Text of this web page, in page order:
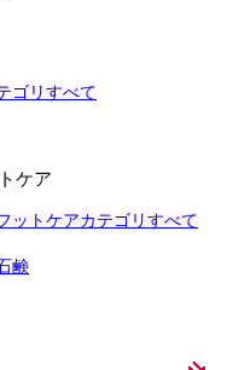
ゴリすべて
ケア
ットケアカテゴリすべて
鹸